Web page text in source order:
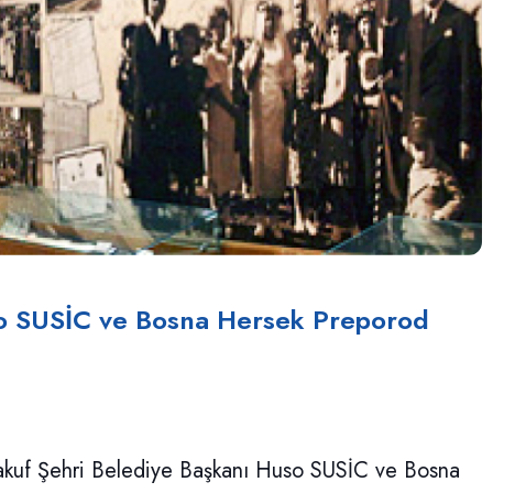
SUSİC ve Bosna Hersek Preporod
Şehri Belediye Başkanı Huso SUSİC ve Bosna